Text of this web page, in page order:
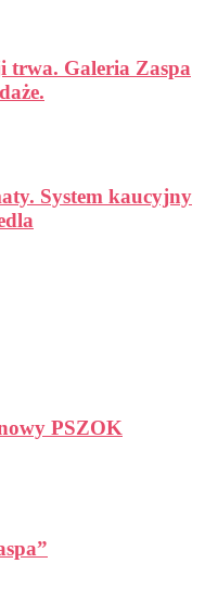
trwa. Galeria Zaspa
System kaucyjny
PSZOK